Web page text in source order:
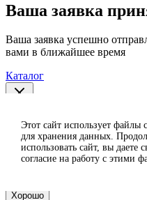
Ваша заявка
Ваша заявка успешно
вами в ближайшее время
Каталог
Спасибо за отзыв!
Ваш отзыв отправлен на
Хорошо
Этот сайт использует файлы
для хранения данных.
использовать сайт, вы даете
согласие на работу с этими